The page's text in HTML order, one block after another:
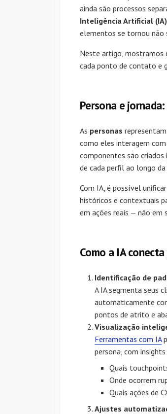
ainda são processos
Inteligência Artificial (IA)
elementos se tornou não
Neste artigo, mostramos
cada ponto de contato e
Persona e
As personas
como eles interagem
componentes são
de cada perfil ao longo da
Com IA, é possível
históricos e contextuais
em ações reais — não em
Como a IA
Identificação de
A IA segmenta seus
automaticamente
pontos de atrito e
Visualização
Ferramentas com IA
persona, com
Quais
Onde ocorrem
Quais ações de
Ajustes